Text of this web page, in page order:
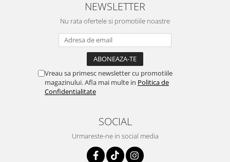
NEWSLETTER
Nu rata ofertele si promotiile noastre
Vreau sa primesc newsletter cu promotiile
magazinului. Afla mai multe in Politica de
Confidentialitate
SOCIAL
Urmareste-ne in social media